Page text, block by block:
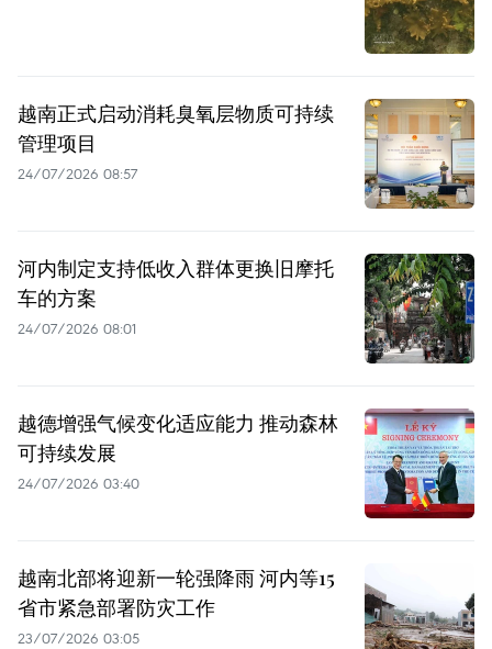
越南正式启动消耗臭氧层物质可持续
管理项目
24/07/2026 08:57
河内制定支持低收入群体更换旧摩托
车的方案
24/07/2026 08:01
越德增强气候变化适应能力 推动森林
可持续发展
24/07/2026 03:40
越南北部将迎新一轮强降雨 河内等15
省市紧急部署防灾工作
23/07/2026 03:05